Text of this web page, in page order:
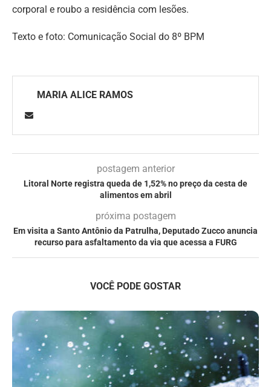
corporal e roubo a residência com lesões.
Texto e foto: Comunicação Social do 8º BPM
MARIA ALICE RAMOS
postagem anterior
Litoral Norte registra queda de 1,52% no preço da cesta de
alimentos em abril
próxima postagem
Em visita a Santo Antônio da Patrulha, Deputado Zucco anuncia
recurso para asfaltamento da via que acessa a FURG
VOCÊ PODE GOSTAR